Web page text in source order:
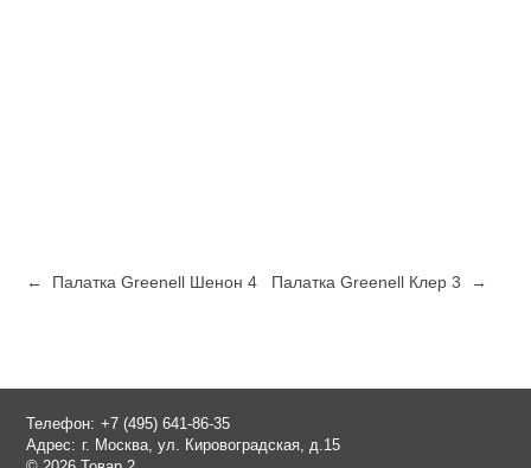
← Палатка Greenell Шенон 4 Палатка Greenell Клер 3 →
Телефон: +7 (495) 641-86-35
Адрес: г. Москва, ул. Кировоградская, д.15